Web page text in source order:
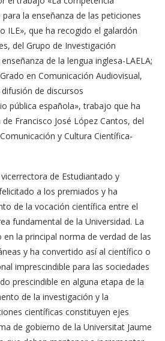
la enseñanza de las peticiones
ILE», que ha recogido el galardón
del Grupo de Investigación
de la lengua inglesa-LAELA;
en Comunicación Audiovisual,
de discursos
pública española», trabajo que ha
Francisco José López Cantos, del
y Cultura Científica-
de Estudiantado y
a los premiados y ha
de la vocación científica entre el
fundamental de la Universidad. La
la principal norma de verdad de las
y ha convertido así al científico o
imprescindible para las sociedades
prescindible en alguna etapa de la
de la investigación y la
científicas constituyen ejes
de gobierno de la Universitat Jaume